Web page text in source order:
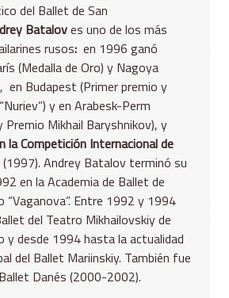
del Ballet de San
Bataloves uno de los más
rusos: en 1996 ganó
(Medalla de Oro) y Nagoya
en Budapest (Primer premio y
y en Arabesk-Perm
Premio Mikhail Baryshnikov), y
la Competición Internacional de
(1997). Andrey Batalov terminó su
en la Academia de Ballet de
“Vaganova”. Entre 1992 y 1994
del Teatro Mikhailovskiy de
y desde 1994 hasta la actualidad
del Ballet Mariinskiy. También fue
Danés (2000-2002).